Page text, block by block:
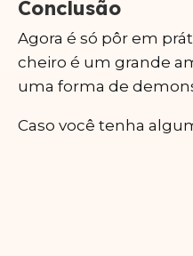
Conclusão
Agora é só pôr em
cheiro é um grande
uma forma de
Caso você tenha